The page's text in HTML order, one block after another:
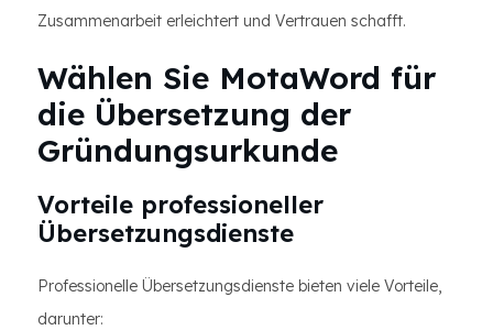
Zusammenarbeit erleichtert und Vertrauen schafft.
Wählen Sie MotaWord für
die Übersetzung der
Gründungsurkunde
Vorteile professioneller
Übersetzungsdienste
Professionelle Übersetzungsdienste bieten viele Vorteile,
darunter: